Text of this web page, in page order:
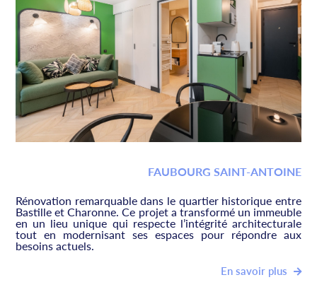
FAUBOURG SAINT-ANTOINE
Rénovation remarquable dans le quartier historique entre
Bastille et Charonne. Ce projet a transformé un immeuble
en un lieu unique qui respecte l’intégrité architecturale
tout en modernisant ses espaces pour répondre aux
besoins actuels.
En savoir plus